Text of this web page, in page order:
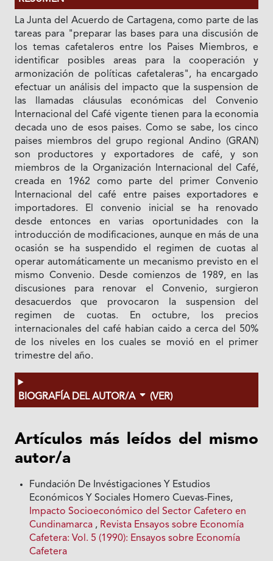
La Junta del Acuerdo de Cartagena, como parte de las
tareas para "preparar las bases para una discusión de
los temas cafetaleros entre los Paises Miembros, e
identificar posibles areas para la cooperación y
armonización de políticas cafetaleras", ha encargado
efectuar un análisis del impacto que Ia suspension de
las llamadas cláusulas económicas del Convenio
Internacional del Café vigente tienen para Ia economia
decada uno de esos paises. Como se sabe, los cinco
paises miembros del grupo regional Andino (GRAN)
son productores y exportadores de café, y son
miembros de Ia Organización Internacional del Café,
creada en 1962 como parte del primer Convenio
Internacional del café entre paises exportadores e
importadores. El convenio inicial se ha renovado
desde entonces en varias oportunidades con Ia
introducción de modificaciones, aunque en más de una
ocasión se ha suspendido el regimen de cuotas al
operar automáticamente un mecanismo previsto en el
mismo Convenio. Desde comienzos de 1989, en las
discusiones para renovar el Convenio, surgieron
desacuerdos que provocaron la suspension del
regimen de cuotas. En octubre, los precios
internacionales del café habian caido a cerca del 50%
de los niveles en los cuales se movió en el primer
trimestre del año.
BIOGRAFÍA DEL AUTOR/A (VER)
Artículos más leídos del mismo
autor/a
Fundación De Invéstigaciones Y Estudios
Económicos Y Sociales Homero Cuevas-Fines,
Impacto Socioeconómico del Sector Cafetero en
Cundinamarca , Revista Ensayos sobre Economía
Cafetera: Vol. 5 (1990): Ensayos sobre Economía
Cafetera